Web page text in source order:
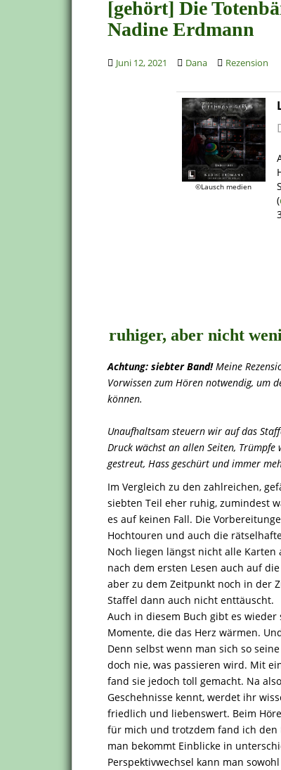
[gehört] Die
Nadine Erdmann
Juni 12, 2021 Dana Rezension
©Lausch medien
(
ruhiger, aber nicht
Achtung: siebter Band!Meine
Vorwissen zum Hören notwendig, um
können.
Unaufhaltsam steuern wir auf das
Druck wächst an allen Seiten, Trümpfe
gestreut, Hass geschürt und immer
Im Vergleich zu den zahlreichen,
siebten Teil eher ruhig, zumindest
es auf keinen Fall. Die
Hochtouren und auch die
Noch liegen längst nicht alle
nach dem ersten Lesen auch auf
aber zu dem Zeitpunkt noch in der
Staffel dann auch nicht enttäuscht.
Auch in diesem Buch gibt es
Momente, die das Herz wärmen.
Denn selbst wenn man sich so
doch nie, was passieren wird. Mit
fand sie jedoch toll gemacht. Na
Geschehnisse kennt, werdet ihr
friedlich und liebenswert. Beim
für mich und trotzdem fand ich den
man bekommt Einblicke in
Perspektivwechsel kann man